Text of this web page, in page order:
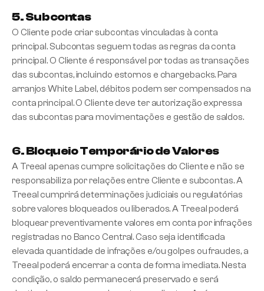
5. Subcontas
O Cliente pode criar subcontas vinculadas à conta
principal. Subcontas seguem todas as regras da conta
principal. O Cliente é responsável por todas as transações
das subcontas, incluindo estornos e chargebacks. Para
arranjos White Label, débitos podem ser compensados na
conta principal. O Cliente deve ter autorização expressa
das subcontas para movimentações e gestão de saldos.
6. Bloqueio Temporário de Valores
A Treeal apenas cumpre solicitações do Cliente e não se
responsabiliza por relações entre Cliente e subcontas. A
Treeal cumprirá determinações judiciais ou regulatórias
sobre valores bloqueados ou liberados. A Treeal poderá
bloquear preventivamente valores em conta por infrações
registradas no Banco Central. Caso seja identificada
elevada quantidade de infrações e/ou golpes ou fraudes, a
Treeal poderá encerrar a conta de forma imediata. Nesta
condição, o saldo permanecerá preservado e será